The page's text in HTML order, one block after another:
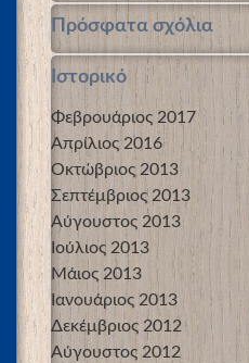
Πρόσφατα σχόλια
Ιστορικό
Φεβρουάριος 2017
Απρίλιος 2016
Οκτώβριος 2013
Σεπτέμβριος 2013
Αύγουστος 2013
Ιούλιος 2013
Μάιος 2013
Ιανουάριος 2013
Δεκέμβριος 2012
Αύγουστος 2012